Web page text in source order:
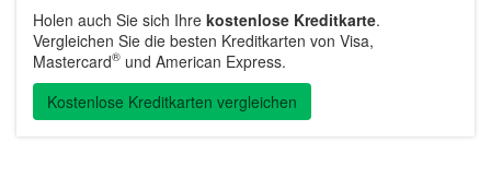
Holen auch Sie sich Ihre kostenlose Kreditkarte.
Vergleichen Sie die besten Kreditkarten von Visa,
Mastercard® und American Express.
Kostenlose Kreditkarten vergleichen